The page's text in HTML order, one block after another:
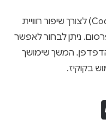
האתר עושה שימוש בקובצי קוקיז (Cookies) לצורך שיפור חוויית
ניתן לבחור לאפשר
הדפדפן. המשך שימושך
בקוקיז.